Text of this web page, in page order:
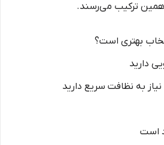
همین ترکیب می‌رسند.
بهتری است؟
دارید
به نظافت سریع دارید
است